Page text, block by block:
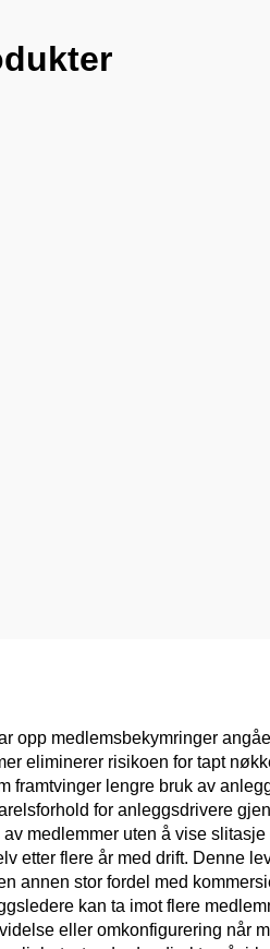
opp medlemsbekymringer
eliminerer risikoen for tapt
lengre bruk av
for anleggsdrivere
medlemmer uten å vise
etter flere år med drift. Denne
annen stor fordel med
kan ta imot flere
eller omkonfigurering når